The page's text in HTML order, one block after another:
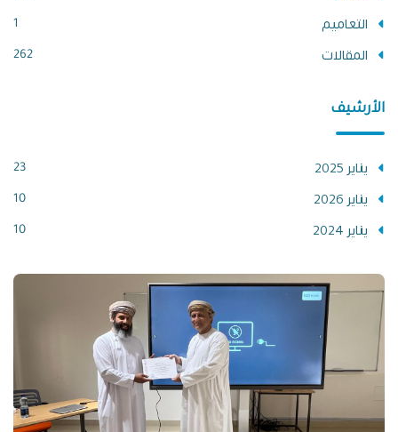
التعاميم 1
المقالات 262
الأرشيف
يناير 2025 23
يناير 2026 10
يناير 2024 10